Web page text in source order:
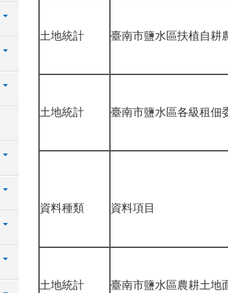
土地統計 臺南市鹽水區扶植自耕
土地統計 臺南市鹽水區各級租佃
資料種類 資料項目
土地統計 臺南市鹽水區農耕土地